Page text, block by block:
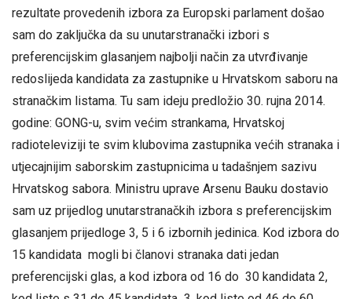
rezultate provedenih izbora za Europski parlament došao
sam do zaključka da su unutarstranački izbori s
preferencijskim glasanjem najbolji način za utvrđivanje
redoslijeda kandidata za zastupnike u Hrvatskom saboru na
stranačkim listama. Tu sam ideju predložio 30. rujna 2014.
godine: GONG-u, svim većim strankama, Hrvatskoj
radioteleviziji te svim klubovima zastupnika većih stranaka i
utjecajnijim saborskim zastupnicima u tadašnjem sazivu
Hrvatskog sabora. Ministru uprave Arsenu Bauku dostavio
sam uz prijedlog unutarstranačkih izbora s preferencijskim
glasanjem prijedloge 3, 5 i 6 izbornih jedinica. Kod izbora do
15 kandidata mogli bi članovi stranaka dati jedan
preferencijski glas, a kod izbora od 16 do 30 kandidata 2,